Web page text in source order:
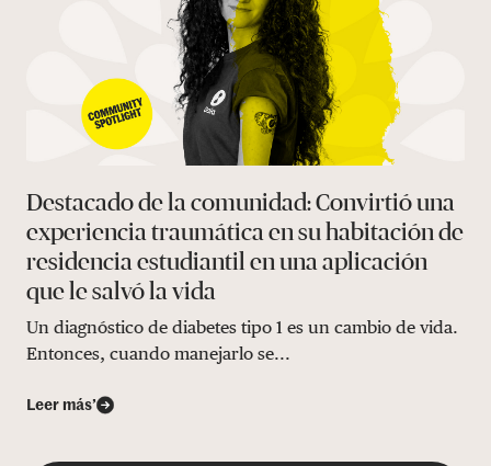
Destacado de la comunidad: Convirtió una
experiencia traumática en su habitación de
residencia estudiantil en una aplicación
que le salvó la vida
Un diagnóstico de diabetes tipo 1 es un cambio de vida.
Entonces, cuando manejarlo se...
Leer más’